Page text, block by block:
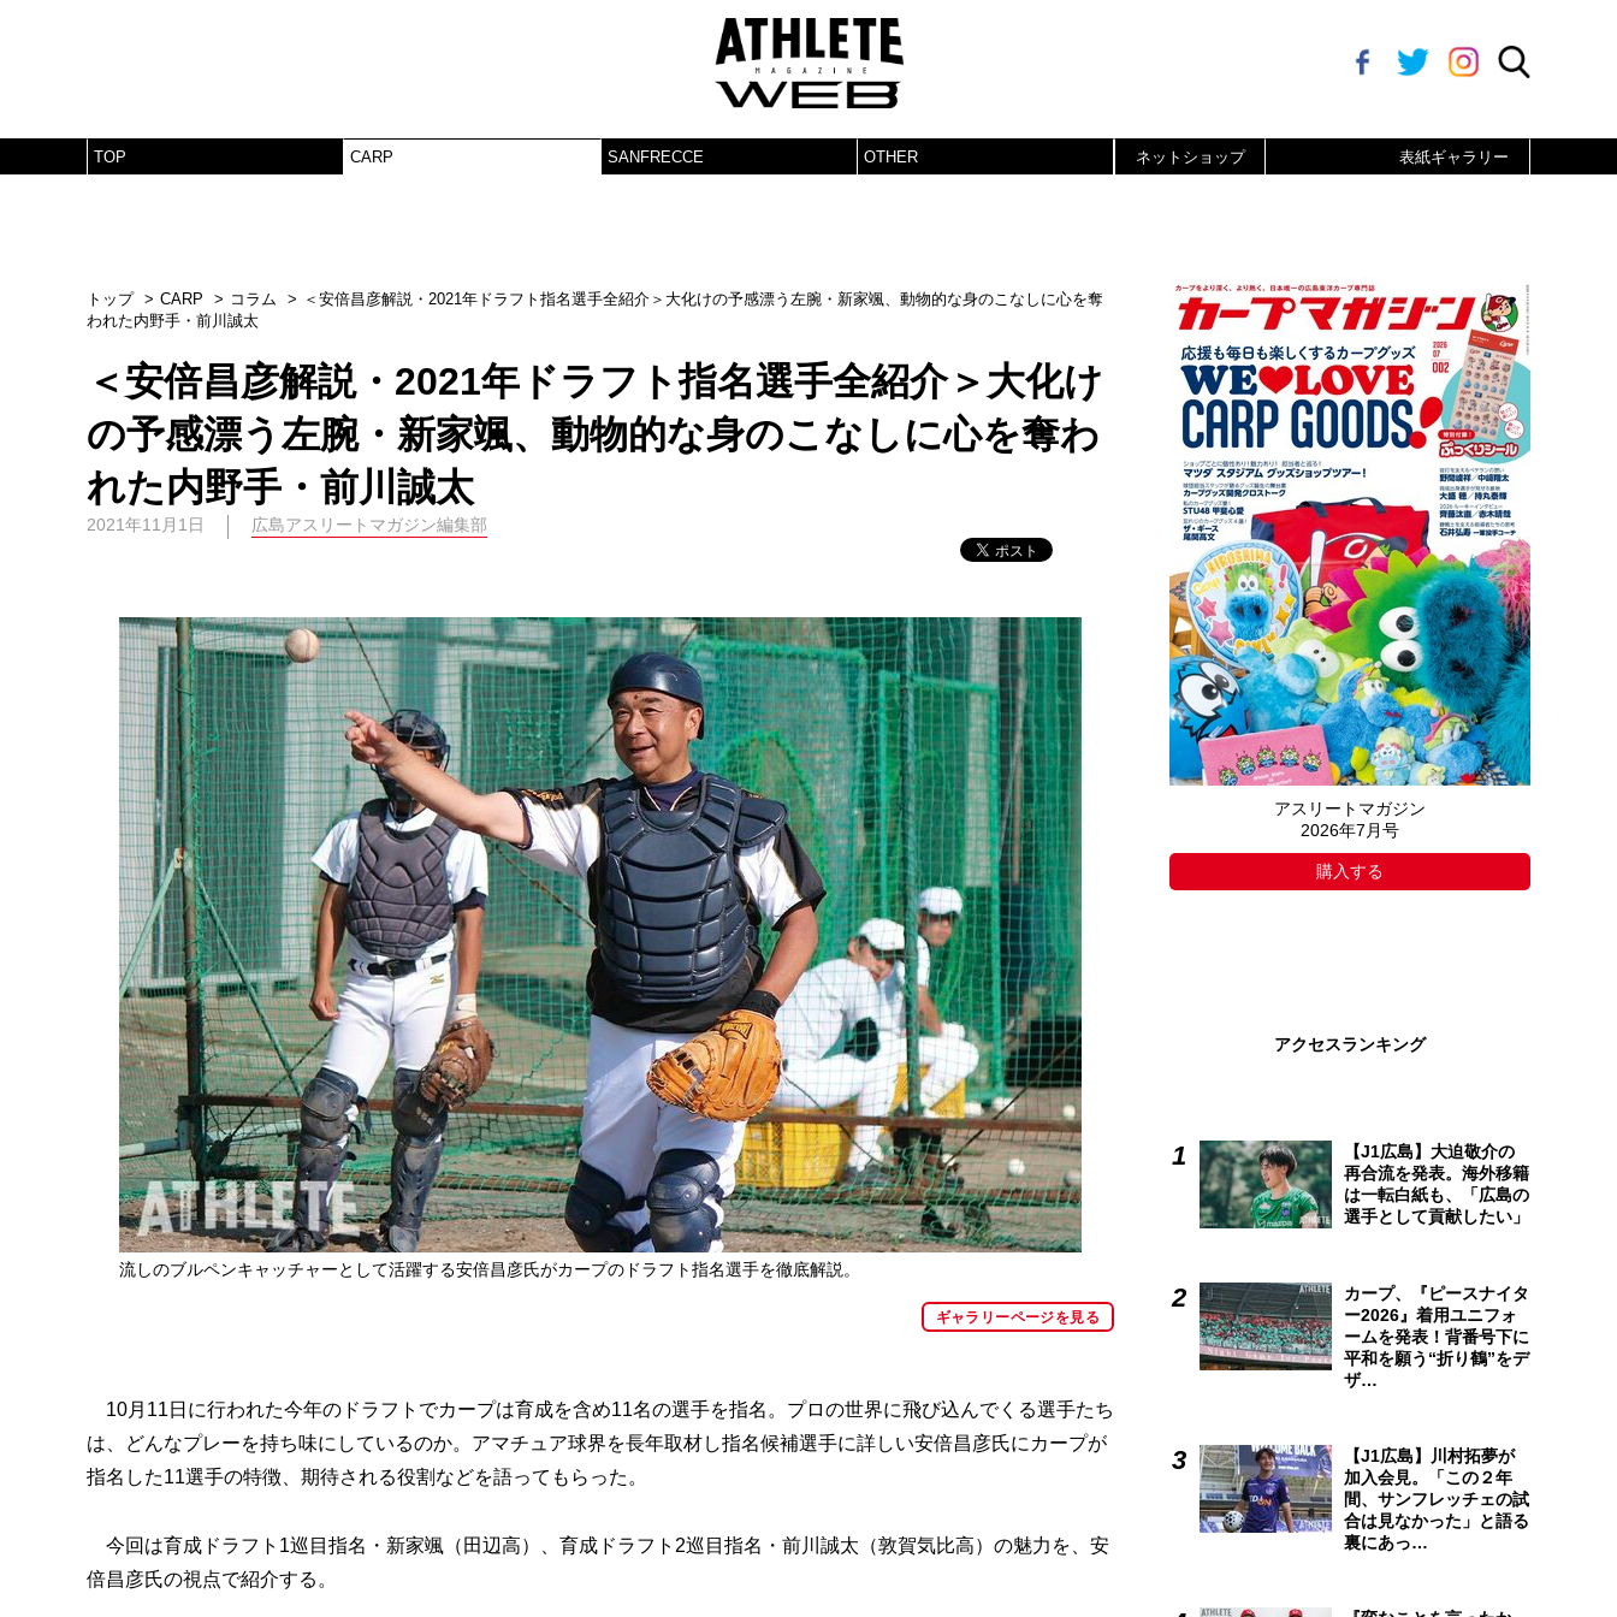
TOP CARP SANFRECCE OTHER ネットショップ 表紙ギャラリー
トップ CARP コラム
＜安倍昌彦解説・2021年ドラフト指名選手全紹介＞大化けの予感漂う左腕・新家颯、動物的な身のこなしに心を奪
われた内野手・前川誠太
＜安倍昌彦解説・2021年ドラフト指名選手全紹介＞大化け
の予感漂う左腕・新家颯、動物的な身のこなしに心を奪わ
れた内野手・前川誠太
2021年11月1日 広島アスリートマガジン編集部
流しのブルペンキャッチャーとして活躍する安倍昌彦氏がカープのドラフト指名選手を徹底解説。
ギャラリーページを見る
10月11日に行われた今年のドラフトでカープは育成を含め11名の選手を指名。プロの世界に飛び込んでくる選手たち
は、どんなプレーを持ち味にしているのか。アマチュア球界を長年取材し指名候補選手に詳しい安倍昌彦氏にカープが
指名した11選手の特徴、期待される役割などを語ってもらった。
今回は育成ドラフト1巡目指名・新家颯（田辺高）、育成ドラフト2巡目指名・前川誠太（敦賀気比高）の魅力を、安
倍昌彦氏の視点で紹介する。
アスリートマガジン
2026年7月号
購入する
アクセスランキング
【J1広島】大迫敬介の
再合流を発表。海外移籍
は一転白紙も、「広島の
選手として貢献したい」
カープ、『ピースナイタ
ー2026』着用ユニフォ
ームを発表！背番号下に
平和を願う“折り鶴”をデ
ザ…
【J1広島】川村拓夢が
加入会見。「この２年
間、サンフレッチェの試
合は見なかった」と語る
裏にあっ…